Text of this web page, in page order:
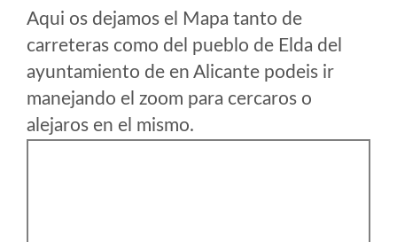
Aqui os dejamos el Mapa tanto de
carreteras como del pueblo de Elda del
ayuntamiento de en Alicante podeis ir
manejando el zoom para cercaros o
alejaros en el mismo.